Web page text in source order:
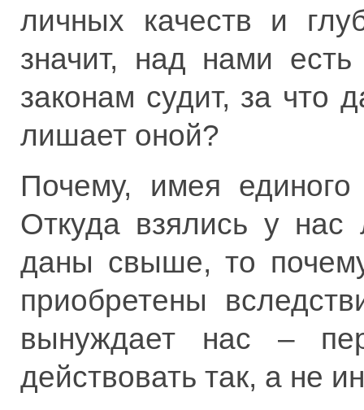
личных качеств и
значит, над нами
законам судит, за что
лишает оной?
Почему, имея
Откуда взялись у нас
даны свыше, то
приобретены
вынуждает нас –
действовать так, а не